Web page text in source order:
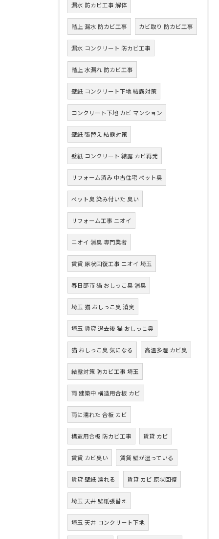
漏水 防カビ工事 解体
階上 漏水 防カビ工事 カビ取り 防カビ工事
漏水 コンクリート 防カビ工事
階上 水漏れ 防カビ工事
壁紙 コンクリート下地 結露対策
コンクリート下地 カビ マンション
壁紙 張替え 結露対策
壁紙 コンクリート 結露 カビ再発
リフォーム済み 中古住宅 ペット臭
ペット臭 染み付いた 臭い
リフォーム工事 ニオイ
ニオイ 消臭 専門業者
賃貸 原状回復工事 ニオイ 埼玉
春日部市 猫 おしっこ臭 消臭
埼玉 猫 おしっこ臭 消臭
埼玉 賃貸 退去後 猫 おしっこ臭
猫 おしっこ臭 気になる 高温多湿 カビ臭
結露対策 防カビ工事 埼玉
雨 建築中 構造用合板 カビ
雨に濡れた 合板 カビ
構造用合板 防カビ工事 賃貸 カビ
賃貸 カビ臭い 賃貸 壁が湿っている
賃貸 壁紙 濡れる 賃貸 カビ 原状回復
埼玉 天井 壁紙張替え
埼玉 天井 コンクリート下地